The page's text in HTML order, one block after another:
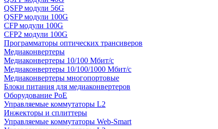
QSFP модули 56G
QSFP модули 100G
CFP модули 100G
CFP2 модули 100G
Программаторы оптических трансиверов
Медиаконвертеры
Медиаконвертеры 10/100 Мбит/с
Медиаконвертеры 10/100/1000 Мбит/c
Медиаконвертеры многопортовые
Блоки питания для медиаконвертеров
Оборудование PoE
Управляемые коммутаторы L2
Инжекторы и сплиттеры
Управляемые коммутаторы Web-Smart